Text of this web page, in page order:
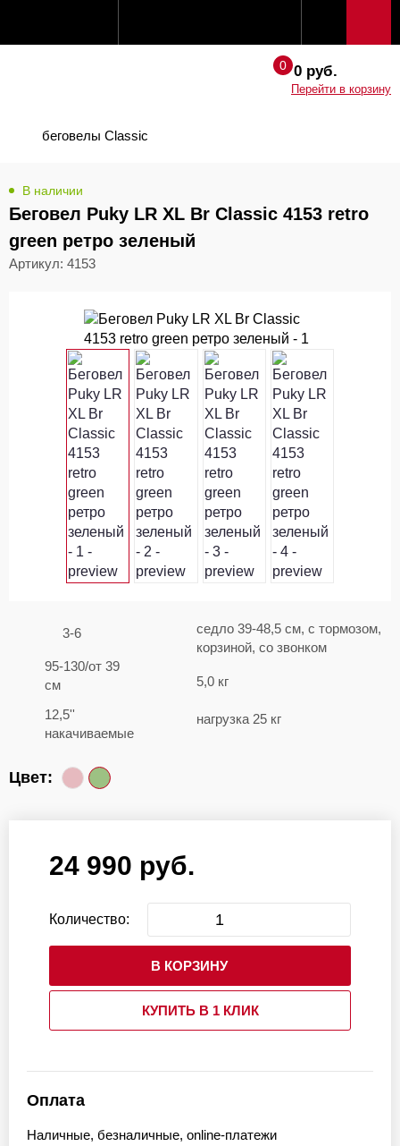
0 руб.
Перейти в корзину
беговелы Classic
В наличии
Беговел Puky LR XL Br Classic 4153 retro
green ретро зеленый
Артикул: 4153
3-6
95-130/от 39
см
12,5''
накачиваемые
седло 39-48,5 см, с тормозом,
корзиной, со звонком
5,0 кг
нагрузка 25 кг
Цвет:
24 990 руб.
Количество:
В КОРЗИНУ
КУПИТЬ В 1 КЛИК
Оплата
Наличные, безналичные, online-платежи